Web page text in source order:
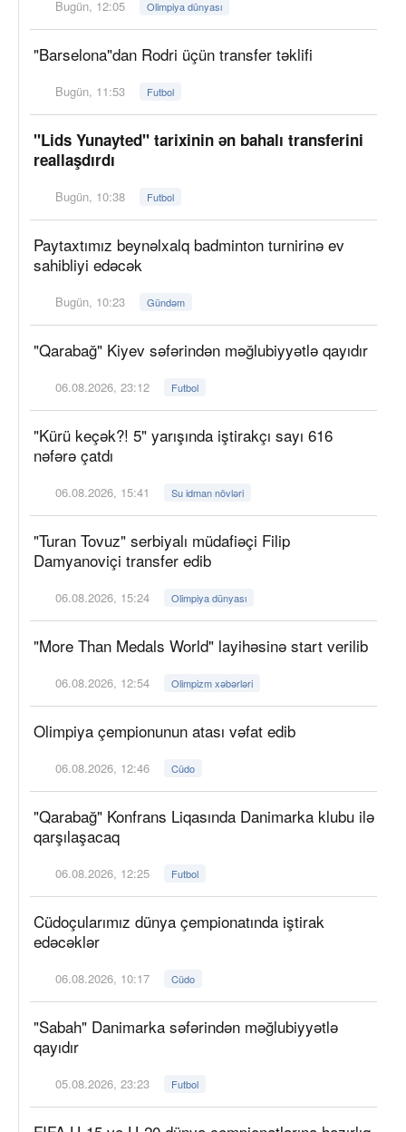
Bugün, 12:05 Olimpiya dünyası
"Barselona"dan Rodri üçün transfer təklifi
Bugün, 11:53 Futbol
"Lids Yunayted" tarixinin ən bahalı transferini
reallaşdırdı
Bugün, 10:38 Futbol
Paytaxtımız beynəlxalq badminton turnirinə ev
sahibliyi edəcək
Bugün, 10:23 Gündəm
"Qarabağ" Kiyev səfərindən məğlubiyyətlə qayıdır
06.08.2026, 23:12 Futbol
"Kürü keçək?! 5" yarışında iştirakçı sayı 616
nəfərə çatdı
06.08.2026, 15:41 Su idman növləri
"Turan Tovuz" serbiyalı müdafiəçi Filip
Damyanoviçi transfer edib
06.08.2026, 15:24 Olimpiya dünyası
"More Than Medals World" layihəsinə start verilib
06.08.2026, 12:54 Olimpizm xəbərləri
Olimpiya çempionunun atası vəfat edib
06.08.2026, 12:46 Cüdo
"Qarabağ" Konfrans Liqasında Danimarka klubu ilə
qarşılaşacaq
06.08.2026, 12:25 Futbol
Cüdoçularımız dünya çempionatında iştirak
edəcəklər
06.08.2026, 10:17 Cüdo
"Sabah" Danimarka səfərindən məğlubiyyətlə
qayıdır
05.08.2026, 23:23 Futbol